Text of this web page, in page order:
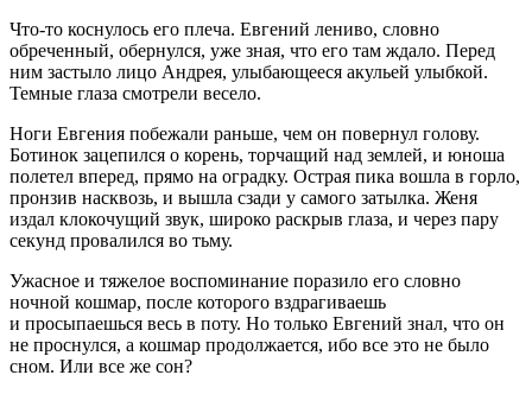
Что-то коснулось его плеча. Евгений лениво, словно
обреченный, обернулся, уже зная, что его там ждало. Перед
ним застыло лицо Андрея, улыбающееся акульей улыбкой.
Темные глаза смотрели весело.
Ноги Евгения побежали раньше, чем он повернул голову.
Ботинок зацепился о корень, торчащий над землей, и юноша
полетел вперед, прямо на оградку. Острая пика вошла в горло,
пронзив насквозь, и вышла сзади у самого затылка. Женя
издал клокочущий звук, широко раскрыв глаза, и через пару
секунд провалился во тьму.
Ужасное и тяжелое воспоминание поразило его словно
ночной кошмар, после которого вздрагиваешь
и просыпаешься весь в поту. Но только Евгений знал, что он
не проснулся, а кошмар продолжается, ибо все это не было
сном. Или все же сон?